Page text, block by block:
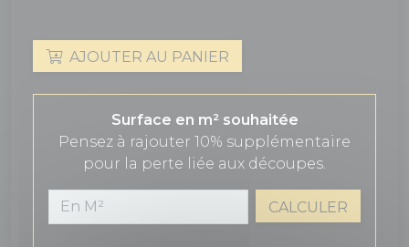
AJOUTER AU PANIER
Surface en m² souhaitée
Pensez à rajouter 10% supplémentaire
pour la perte liée aux découpes.
CALCULER